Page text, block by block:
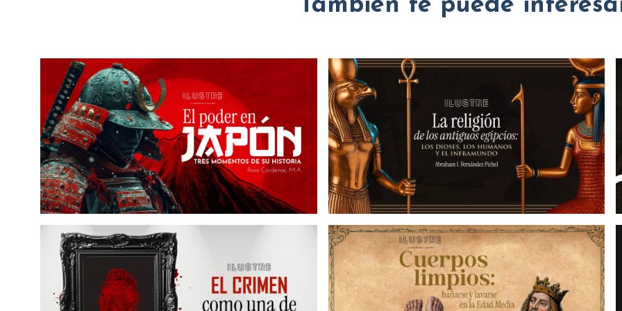
También te puede